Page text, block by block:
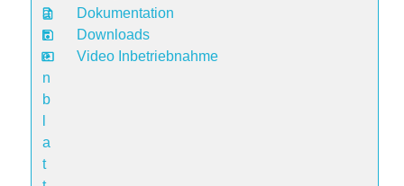
a
t
e
n
b
a
t
Dokumentation
Downloads
Video Inbetriebnahme